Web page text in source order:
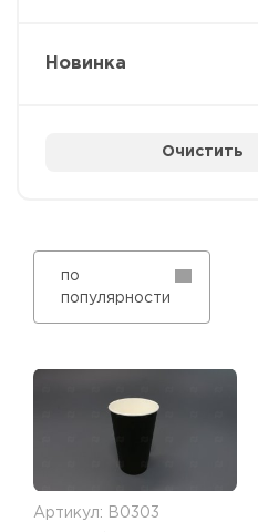
Новинка
Очистить
по
популярности
Артикул: В0303